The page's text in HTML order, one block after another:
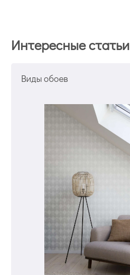
Интересные статьи
Виды обоев